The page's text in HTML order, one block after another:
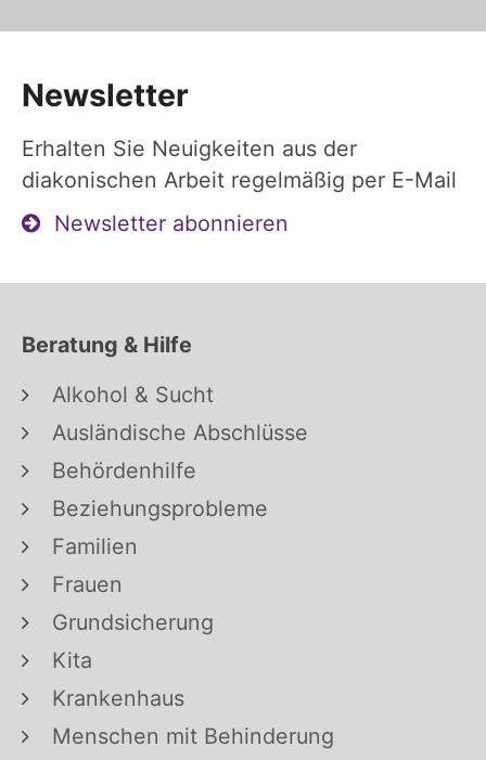
Newsletter
Erhalten Sie Neuigkeiten aus der
diakonischen Arbeit regelmäßig per E-Mail
Newsletter abonnieren
Beratung & Hilfe
Alkohol & Sucht
Ausländische Abschlüsse
Behördenhilfe
Beziehungsprobleme
Familien
Frauen
Grundsicherung
Kita
Krankenhaus
Menschen mit Behinderung